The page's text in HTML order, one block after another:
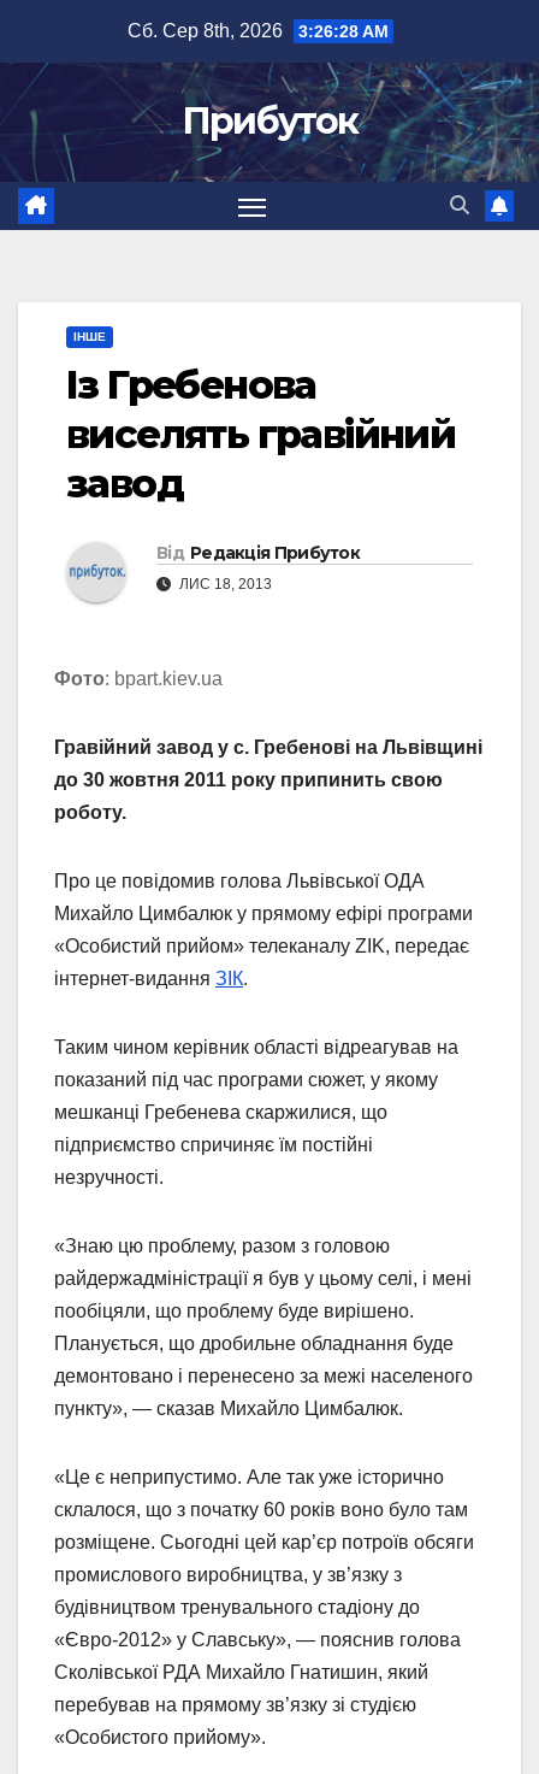
вмісту
Сб. Сер 8th, 2026 3:26:28 AM
Прибуток
ІНШЕ
Із Гребенова
виселять гравійний
завод
Від Редакція Прибуток
ЛИС 18, 2013
Фото: bpart.kiev.ua
Гравійний завод у с. Гребенові на Львівщині
до 30 жовтня 2011 року припинить свою
роботу.
Про це повідомив голова Львівської ОДА
Михайло Цимбалюк у прямому ефірі програми
«Особистий прийом» телеканалу ZIK, передає
інтернет-видання ЗІК.
Таким чином керівник області відреагував на
показаний під час програми сюжет, у якому
мешканці Гребенева скаржилися, що
підприємство спричиняє їм постійні
незручності.
«Знаю цю проблему, разом з головою
райдержадміністрації я був у цьому селі, і мені
пообіцяли, що проблему буде вирішено.
Планується, що дробильне обладнання буде
демонтовано і перенесено за межі населеного
пункту», — сказав Михайло Цимбалюк.
«Це є неприпустимо. Але так уже історично
склалося, що з початку 60 років воно було там
розміщене. Сьогодні цей кар’єр потроїв обсяги
промислового виробництва, у зв’язку з
будівництвом тренувального стадіону до
«Євро-2012» у Славську», — пояснив голова
Сколівської РДА Михайло Гнатишин, який
перебував на прямому зв’язку зі студією
«Особистого прийому».